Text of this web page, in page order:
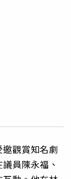
觀賞知名劇
員陳永福、